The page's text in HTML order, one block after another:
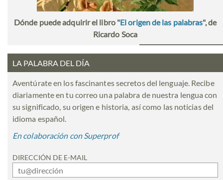
Dónde puede adquirir el libro "El origen de las palabras", de
Ricardo Soca
LA PALABRA DEL DÍA
Aventúrate en los fascinantes secretos del lenguaje. Recibe
diariamente en tu correo una palabra de nuestra lengua con
su significado, su origen e historia, así como las noticias del
idioma español.
En colaboración con Superprof
DIRECCIÓN DE E-MAIL